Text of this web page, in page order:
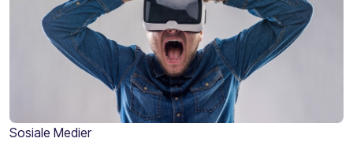
Sosiale Medier